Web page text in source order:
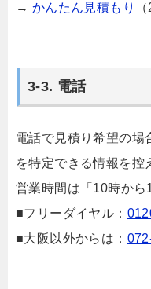
→ かんたん見積もり
3-3. 電話
電話で見積り希望の場
を特定できる情報を控
営業時間は「10時から
■フリーダイヤル：
■大阪以外からは：